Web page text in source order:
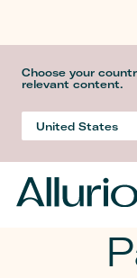
Choose your
relevant content.
United States